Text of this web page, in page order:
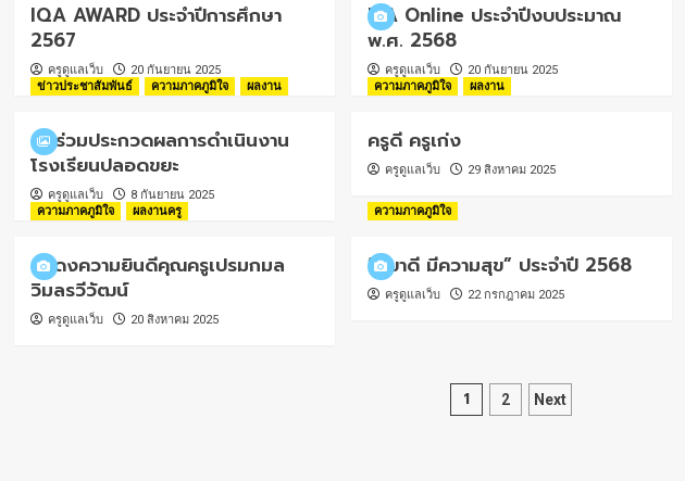
IQA AWARD ประจำปีการศึกษา
2567
ครูดูแลเว็บ 20 กันยายน 2025
ITA Online ประจำปีงบประมาณ
พ.ศ. 2568
ครูดูแลเว็บ 20 กันยายน 2025
ข่าวประชาสัมพันธ์
ความภาคภูมิใจ ผลงาน
เข้าร่วมประกวดผลการดำเนินงาน
โรงเรียนปลอดขยะ
ครูดูแลเว็บ 8 กันยายน 2025
ความภาคภูมิใจ ผลงาน
ครูดี ครูเก่ง
ครูดูแลเว็บ 29 สิงหาคม 2025
ความภาคภูมิใจ ผลงานครู
แสดงความยินดีคุณครูเปรมกมล
วิมลรวีวัฒน์
ครูดูแลเว็บ 20 สิงหาคม 2025
ความภาคภูมิใจ
“สุขาดี มีความสุข” ประจำปี 2568
ครูดูแลเว็บ 22 กรกฎาคม 2025
Posts
1 2 Next